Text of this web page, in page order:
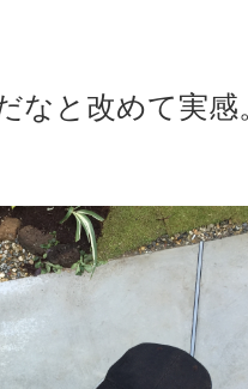
なと改めて実感